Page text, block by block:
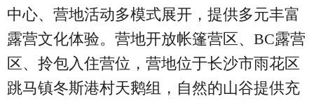
中心、营地活动多模式展开，提供多元丰富
露营文化体验。营地开放帐篷营区、BC露营
区、拎包入住营位，营地位于长沙市雨花区
跳马镇冬斯港村天鹅组，自然的山谷提供充